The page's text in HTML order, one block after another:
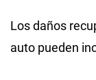
Los daños
auto pueden